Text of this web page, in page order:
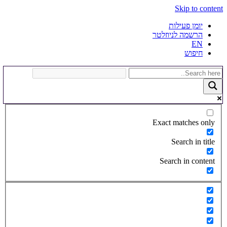
Skip to content
יומן פעילות
הרשמה לניוזלטר
EN
חיפוש
Exact matches only
Search in title
Search in content